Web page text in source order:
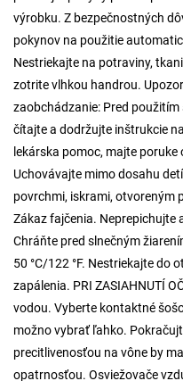
výrobku. Z bezpečnostných
pokynov na použitie
Nestriekajte na potraviny,
zotrite vlhkou handrou.
zaobchádzanie: Pred
čítajte a dodržujte inštrukcie
lekárska pomoc, majte
Uchovávajte mimo dosahu
povrchmi, iskrami, otvoreným
Zákaz fajčenia. Neprepichujte
Chráňte pred slnečným
50 °C/122 °F. Nestriekajte do
zapálenia. PRI ZASIAHNUTÍ
vodou. Vyberte kontaktné
možno vybrať ľahko.
precitlivenosťou na vône by
opatrnosťou. Osviežovače